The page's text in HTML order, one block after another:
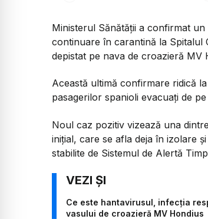
Ministerul Sănătății a confirmat
continuare în carantină la Spitalul
depistat pe nava de croazieră MV
Această ultimă confirmare ridică
pasagerilor spanioli evacuați de pe
Noul caz pozitiv vizează una
inițial, care se afla deja în izolare
stabilite de Sistemul de Alertă
Ce este hantavirusul, infecția
vasului de croazieră MV Hondius